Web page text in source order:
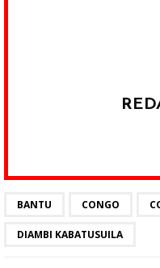
BANTU CONGO
DIAMBI KABATUSUILA